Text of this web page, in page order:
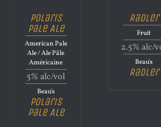
Polaris
Pale Ale
American Pale
Ale / Ale Pâle
Américaine
5% alc/vol
Beau's
Polaris
Pale Ale
Radler
Fruit
2.5% alc/
Beau's
Radler